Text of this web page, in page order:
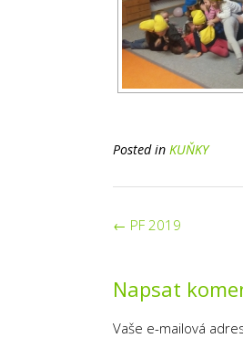
Posted in KUŇKY
Post
← PF 2019
Napsat
Vaše e-mailová